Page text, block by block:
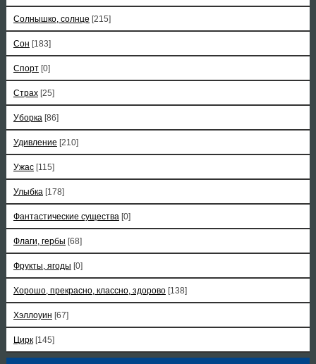
Солнышко, солнце [215]
Сон [183]
Спорт [0]
Страх [25]
Уборка [86]
Удивление [210]
Ужас [115]
Улыбка [178]
Фантастические существа [0]
Флаги, гербы [68]
Фрукты, ягоды [0]
Хорошо, прекрасно, классно, здорово [138]
Хэллоуин [67]
Цирк [145]